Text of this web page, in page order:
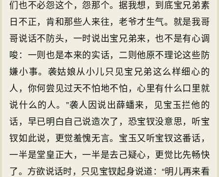
们也不必怨这个，怨那个。据我想，到底宝兄弟素
日不正，肯和那些人来往，老爷才生气。就是我哥
哥说话不防头，一时说出宝兄弟来，也不是有心调
唆：一则也是本来的实话，二则他原不理论这些防
嫌小事。袭姑娘从小儿只见宝兄弟这么样细心的
人，你何尝见过天不怕地不怕，心里有什么口里就
说什么的人。”袭人因说出薛蟠来，见宝玉拦他的
话，早已明白自己说造次了，恐宝钗没意思，听宝
钗如此说，更觉羞愧无言。宝玉又听宝钗这番话，
一半是堂皇正大，一半是去己疑心，更觉比先畅快
了。方欲说话时，只见宝钗起身说道：“明儿再来看